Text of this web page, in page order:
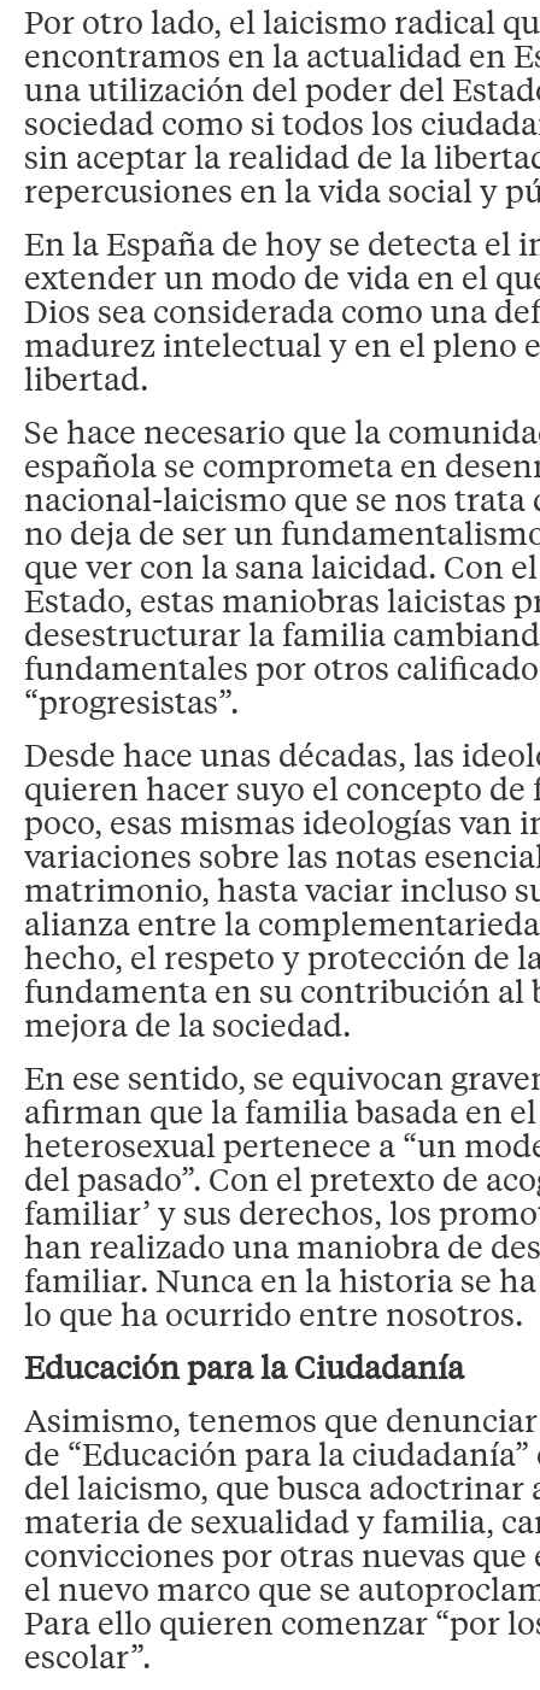
Por otro lado, el laicismo radical
encontramos en la actualidad en
una utilización del poder del
sociedad como si todos los
sin aceptar la realidad de la
repercusiones en la vida social y
En la España de hoy se detecta el
extender un modo de vida en el
Dios sea considerada como una
madurez intelectual y en el pleno
libertad.
Se hace necesario que la
española se comprometa en
nacional-laicismo que se nos trata
no deja de ser un
que ver con la sana laicidad. Con
Estado, estas maniobras laicistas
desestructurar la familia
fundamentales por otros
“progresistas”.
Desde hace unas décadas, las
quieren hacer suyo el concepto de
poco, esas mismas ideologías van
variaciones sobre las notas
matrimonio, hasta vaciar incluso
alianza entre la
hecho, el respeto y protección de
fundamenta en su contribución al
mejora de la sociedad.
En ese sentido, se equivocan
afirman que la familia basada en
heterosexual pertenece a “un
del pasado”. Con el pretexto de
familiar’ y sus derechos, los
han realizado una maniobra de
familiar. Nunca en la historia se
lo que ha ocurrido entre nosotros.
Educación para la Ciudadanía
Asimismo, tenemos que
de “Educación para la
del laicismo, que busca adoctrinar
materia de sexualidad y familia,
convicciones por otras nuevas que
el nuevo marco que se
Para ello quieren comenzar “por
escolar”.